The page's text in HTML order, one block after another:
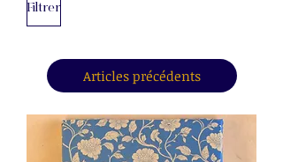
Filtrer
Articles précédents